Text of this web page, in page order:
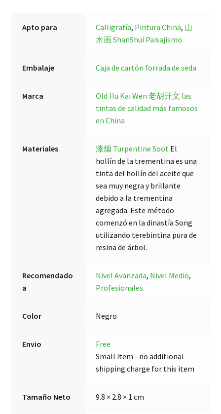
Apto para Calligrafía, Pintura China, 山
水画 ShanShui Paisajismo
Embalaje Caja de cartón forrada de seda
Marca Old Hu Kai Wen 老胡开文 las
tintas de calidad más famosos
en China
Materiales 漆烟 Turpentine Soot El
hollín de la trementina es una
tinta del hollín del aceite que
sea muy negra y brillante
debido a la trementina
agregada. Este método
comenzó en la dinastía Song
utilizando terebintina pura de
resina de árbol.
Recomendado
a
Nivel Avanzada, Nivel Medio,
Profesionales
Color Negro
Envio
Free
Small item - no additional
shipping charge for this item
Tamaño Neto 9.8 × 2.8 × 1 cm